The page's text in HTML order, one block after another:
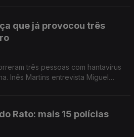
que já provocou três
três pessoas com hantavírus
Inês Martins entrevista Miguel
Rato: mais 15 polícias